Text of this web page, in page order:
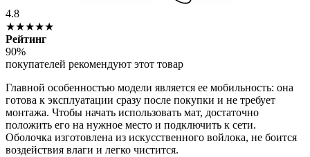
4.8
★★★★★
Рейтинг
90%
покупателей рекомендуют этот товар
Главной особенностью модели является ее мобильность: она
готова к эксплуатации сразу после покупки и не требует
монтажа. Чтобы начать использовать мат, достаточно
положить его на нужное место и подключить к сети.
Оболочка изготовлена из искусственного войлока, не боится
воздействия влаги и легко чистится.